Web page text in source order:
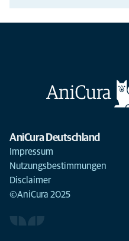
AniCura Deutschland
Impressum
Nutzungsbestimmungen
Disclaimer
©AniCura 2025